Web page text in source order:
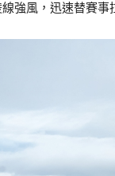
強風，迅速替賽事